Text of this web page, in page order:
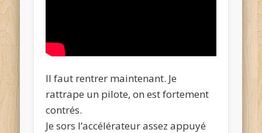
Il faut rentrer maintenant. Je
rattrape un pilote, on est fortement
contrés.
Je sors l’accélérateur assez appuyé